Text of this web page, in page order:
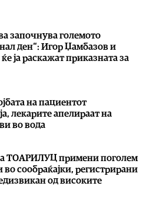
започнува големото
ден“: Игор Џамбазов и
ја раскажат приказната за
на пациентот
лекарите апелираат на
во вода
ТОАРИЛУЦ примени поголем
сообраќајки, регистрирани
од високите